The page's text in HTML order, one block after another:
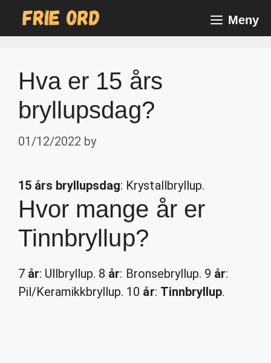
Meny
Hva er 15 års
bryllupsdag?
01/12/2022 by
15 års bryllupsdag: Krystallbryllup.
Hvor mange år er
Tinnbryllup?
7 år: Ullbryllup. 8 år: Bronsebryllup. 9 år:
Pil/Keramikkbryllup. 10 år: Tinnbryllup.